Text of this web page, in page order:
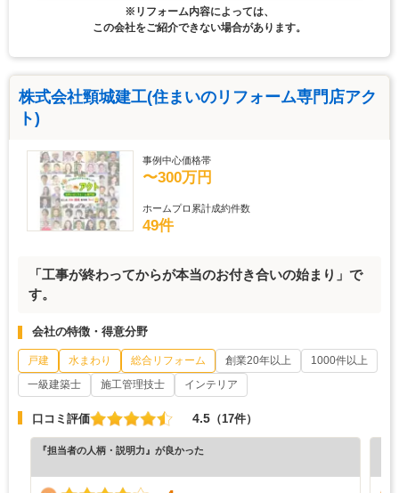
※リフォーム内容によっては、
この会社をご紹介できない場合があります。
株式会社頸城建工(住まいのリフォーム専門店アク
ト)
事例中心価格帯
〜300万円
ホームプロ累計成約件数
49件
「工事が終わってからが本当のお付き合いの始まり」で
す。
会社の特徴・得意分野
戸建 水まわり 総合リフォーム 創業20年以上
1000件以上
一級建築士
施工管理技士 インテリア
口コミ評価 4.5 （17件）
『担当者の人柄・説明力』が良かった